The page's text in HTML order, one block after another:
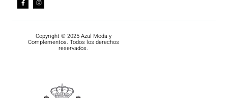
Copyright © 2025 Azul Moda y
Complementos. Todos los derechos
reservados.